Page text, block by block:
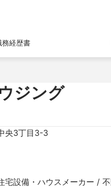
務経歴書
ジング
央3丁目3-3
宅設備・ハウスメーカー /